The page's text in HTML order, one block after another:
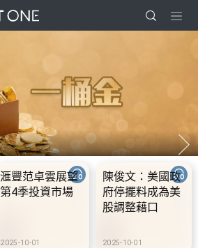
滙豐范卓雲展望
第4季投資市場
2025-10-01
陳俊文：美國政
府停擺料成為美
股調整藉口
2025-10-01